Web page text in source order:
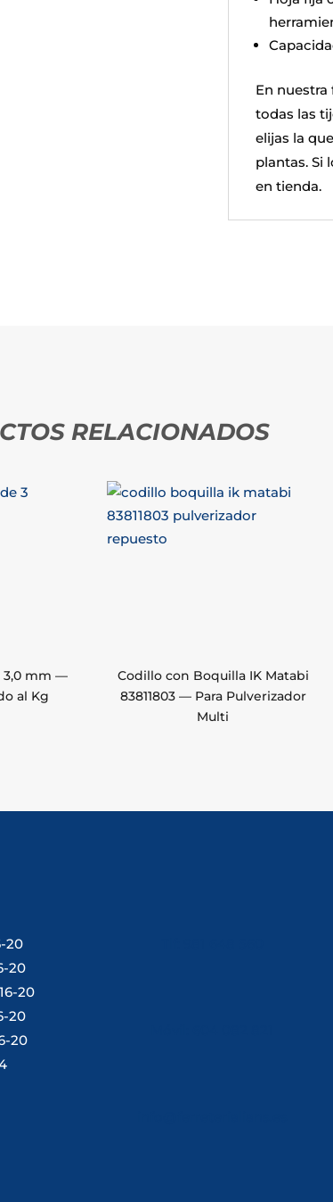
En
todas las
elijas la
plantas. Si
en tienda.
RELACIONADOS
3,0 mm —
al Kg
Codillo con Boquilla IK Matabi
83811803 — Para Pulverizador
Multi
20
20
20
20
20